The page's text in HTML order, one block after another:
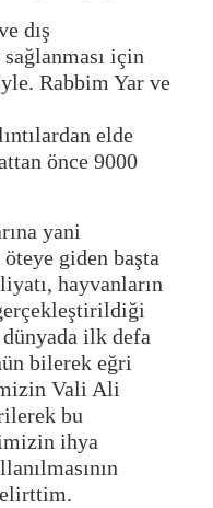
dış
için
Rabbim Yar ve
elde
önce 9000
yani
giden başta
hayvanların
ilk defa
bilerek eğri
Vali Ali
bu
ihya